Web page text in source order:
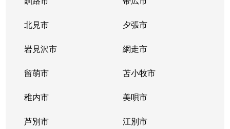
北見市 夕張市
岩見沢市 網走市
留萌市 苫小牧市
稚内市 美唄市
芦別市 江別市